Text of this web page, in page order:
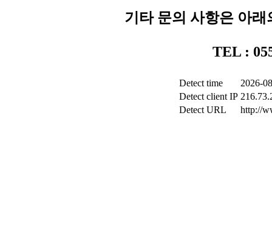
기타 문의 사항은 아
TEL :
Detect time
2026-
Detect client IP
Detect URL
http://